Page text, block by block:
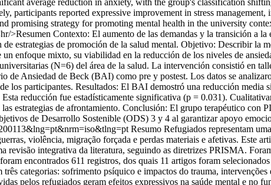
average reduction in anxiety, with the group's classification
participants reported expressive improvement in stress
promising strategy for promoting mental health in the university
>Resumen Contexto: El aumento de las demandas y la transición a
estrategias de promoción de la salud mental. Objetivo: Describir la
enfoque mixto, su viabilidad en la reducción de los niveles de
(N=6) del área de la salud. La intervención consistió en
de Ansiedad de Beck (BAI) como pre y postest. Los datos se
los participantes. Resultados: El BAI demostró una reducción
reducción fue estadísticamente significativa (p = 0.031).
estrategias de afrontamiento. Conclusión: El grupo terapéutico con
de Desarrollo Sostenible (ODS) 3 y 4 al garantizar apoyo
Resumo Refugiados representam
violência, migração forçada e perdas materiais e afetivas. Este
revisão integrativa da literatura, seguindo as diretrizes PRISMA.
encontrados 611 registros, dos quais 11 artigos foram
categorias: sofrimento psíquico e impactos do trauma,
pelos refugiados geram efeitos expressivos na saúde mental e no